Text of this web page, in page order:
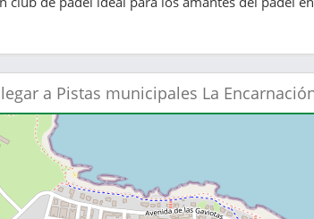
a Pistas municipales La